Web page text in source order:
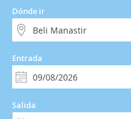
Dónde ir
Entrada
Salida